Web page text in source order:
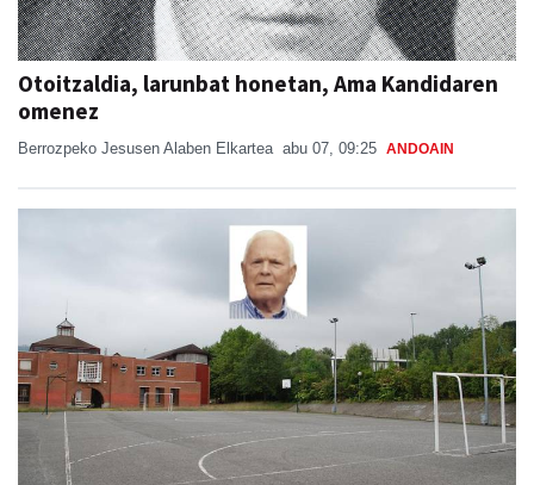
Otoitzaldia, larunbat honetan, Ama Kandidaren
omenez
Berrozpeko Jesusen Alaben Elkartea abu 07, 09:25 ANDOAIN